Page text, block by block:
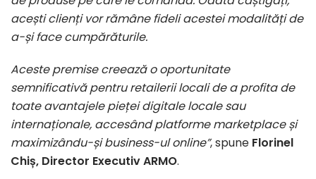
acești clienți vor rămâne fideli acestei modalități de
a-și face cumpărăturile.
Aceste premise creează o oportunitate
semnificativă pentru retailerii locali de a profita de
toate avantajele pieței digitale locale sau
internaționale, accesând platforme marketplace și
maximizându-și business-ul online”, spune Florinel
Chiș, Director Executiv ARMO.